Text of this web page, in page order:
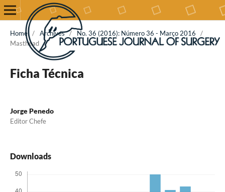
Home / Archives / No. 36 (2016): Número 36 - Março 2016
/
Masthead
Ficha Técnica
Jorge Penedo
Editor Chefe
Downloads